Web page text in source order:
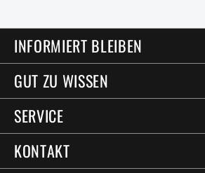
INFORMIERT BLEIBEN
GUT ZU WISSEN
SERVICE
KONTAKT